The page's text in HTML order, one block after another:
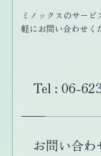
ミノックスのサー
軽にお問い合わせく
Tel : 06-
お問い合わ